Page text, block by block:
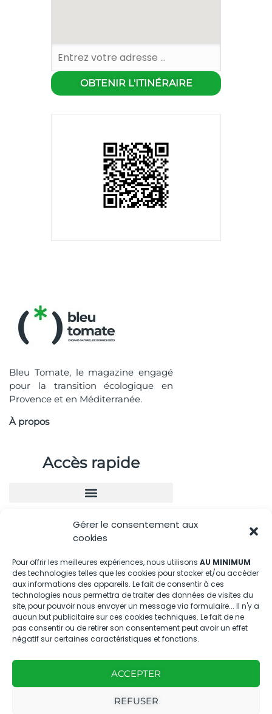
Gérer le consentement aux
cookies
Pour offrir les meilleures expériences, nous utilisons AU MINIMUM
des technologies telles que les cookies pour stocker et/ou accéder
aux informations des appareils. Le fait de consentir à ces
technologies nous permettra de traiter des données de visites du
site, pour pouvoir nous envoyer un message via formulaire... Il n'y a
aucun but publicitaire sur ces cookies techniques. Le fait de ne
pas consentir ou de retirer son consentement peut avoir un effet
négatif sur certaines caractéristiques et fonctions.
ACCEPTER
REFUSER
Bleu Tomate, le magazine engagé
pour la transition écologique en
Provence et en Méditerranée.
À propos
Accès rapide
Nous contacter
04.88.08.75.28
contactBT@bleu-tomate.fr
Kit média
Kit média Bleu Tomate
Nous suivre